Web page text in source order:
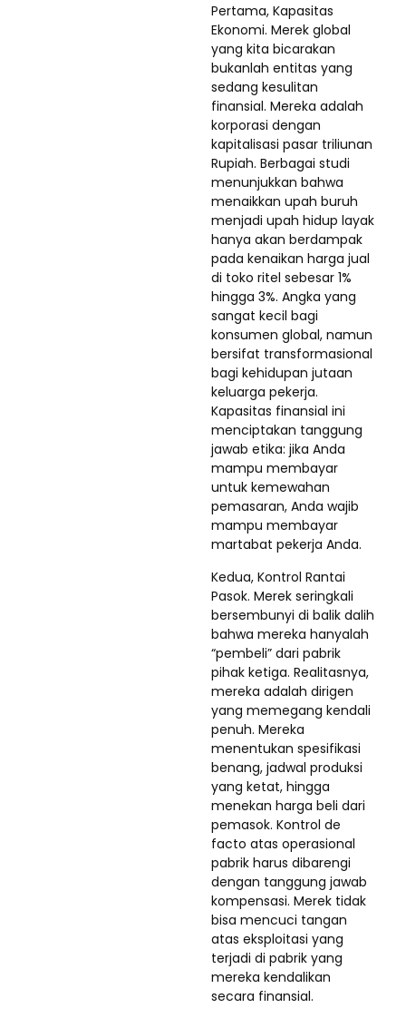
Pertama, Kapasitas
Ekonomi. Merek global
yang kita bicarakan
bukanlah entitas yang
sedang kesulitan
finansial. Mereka adalah
korporasi dengan
kapitalisasi pasar triliunan
Rupiah. Berbagai studi
menunjukkan bahwa
menaikkan upah buruh
menjadi upah hidup layak
hanya akan berdampak
pada kenaikan harga jual
di toko ritel sebesar 1%
hingga 3%. Angka yang
sangat kecil bagi
konsumen global, namun
bersifat transformasional
bagi kehidupan jutaan
keluarga pekerja.
Kapasitas finansial ini
menciptakan tanggung
jawab etika: jika Anda
mampu membayar
untuk kemewahan
pemasaran, Anda wajib
mampu membayar
martabat pekerja Anda.
Kedua, Kontrol Rantai
Pasok. Merek seringkali
bersembunyi di balik dalih
bahwa mereka hanyalah
“pembeli” dari pabrik
pihak ketiga. Realitasnya,
mereka adalah dirigen
yang memegang kendali
penuh. Mereka
menentukan spesifikasi
benang, jadwal produksi
yang ketat, hingga
menekan harga beli dari
pemasok. Kontrol de
facto atas operasional
pabrik harus dibarengi
dengan tanggung jawab
kompensasi. Merek tidak
bisa mencuci tangan
atas eksploitasi yang
terjadi di pabrik yang
mereka kendalikan
secara finansial.